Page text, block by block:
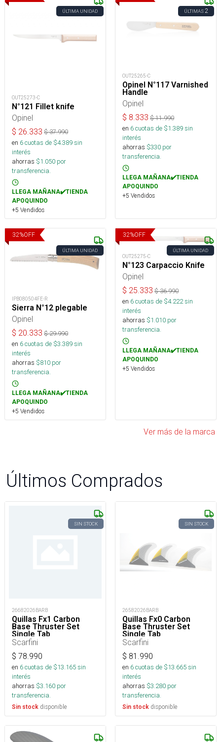
ÚLTIMA UNIDAD
OUT25273-C
N°121 Fillet knife
Opinel
$ 26.333 $37.990
en 6cuotas de $4.389sin
interés
ahorras $1.050 por
transferencia.
LLEGA MAÑANA✔️TIENDA
APOQUINDO
+5 Vendidos
ÚLTIMAS2
OUT25265-C
Opinel N°117 Varnished
Handle
Opinel
$ 8.333 $11.990
en 6cuotas de $1.389sin
interés
ahorras $330 por
transferencia.
LLEGA MAÑANA✔️TIENDA
APOQUINDO
+5 Vendidos
32%OFF
ÚLTIMA UNIDAD
IPB080504FE-R
Sierra N°12 plegable
Opinel
$ 20.333 $29.990
en 6cuotas de $3.389sin
interés
ahorras $810 por
transferencia.
LLEGA MAÑANA✔️TIENDA
APOQUINDO
+5 Vendidos
32%OFF
ÚLTIMA UNIDAD
OUT25275-C
N°123 Carpaccio Knife
Opinel
$ 25.333 $36.990
en 6cuotas de $4.222sin
interés
ahorras $1.010 por
transferencia.
LLEGA MAÑANA✔️TIENDA
APOQUINDO
+5 Vendidos
Ver más de la marca
Últimos Comprados
SIN STOCK
26682026BARB
Quillas Fx1 Carbon
Base Thruster Set
Single Tab
Scarfini
$ 78.990
en 6cuotas de $13.165sin
interés
ahorras $3.160 por
transferencia.
Sin stock disponible
SIN STOCK
26582026BARB
Quillas Fx0 Carbon
Base Thruster Set
Single Tab
Scarfini
$ 81.990
en 6cuotas de $13.665sin
interés
ahorras $3.280 por
transferencia.
Sin stock disponible